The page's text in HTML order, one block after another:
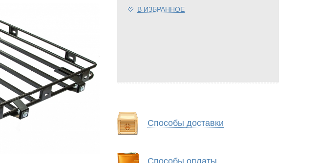
В ИЗБРАННОЕ
Способы доставки